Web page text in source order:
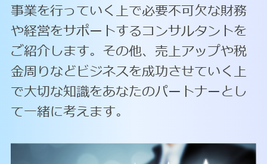
事業を行っていく上で必要不可欠な財務
や経営をサポートするコンサルタントを
ご紹介します。その他、売上アップや税
金周りなどビジネスを成功させていく上
で大切な知識をあなたのパートナーとし
て一緒に考えます。